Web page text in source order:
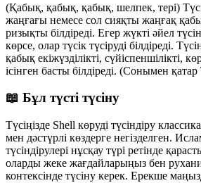
(Қабық, қабық, қабық, шелпек, тері)
жаңғағы немесе сол сияқты жаңғақ
ризықты білдіреді. Егер жүкті әйел
көрсе, олар түсік түсіруді білдіреді.
қабық екіжүзділікті, сүйіспеншілікті,
ісінген басты білдіреді. (Сонымен қатар
📖 Бұл түсті түсіну
Түсіңізде Shell көруді түсіндіру
мен дәстүрлі көздерге негізделген.
түсіндірулері нұсқау түрі ретінде
оларды жеке жағдайларыңыз бен
контексінде түсіну керек. Ерекше